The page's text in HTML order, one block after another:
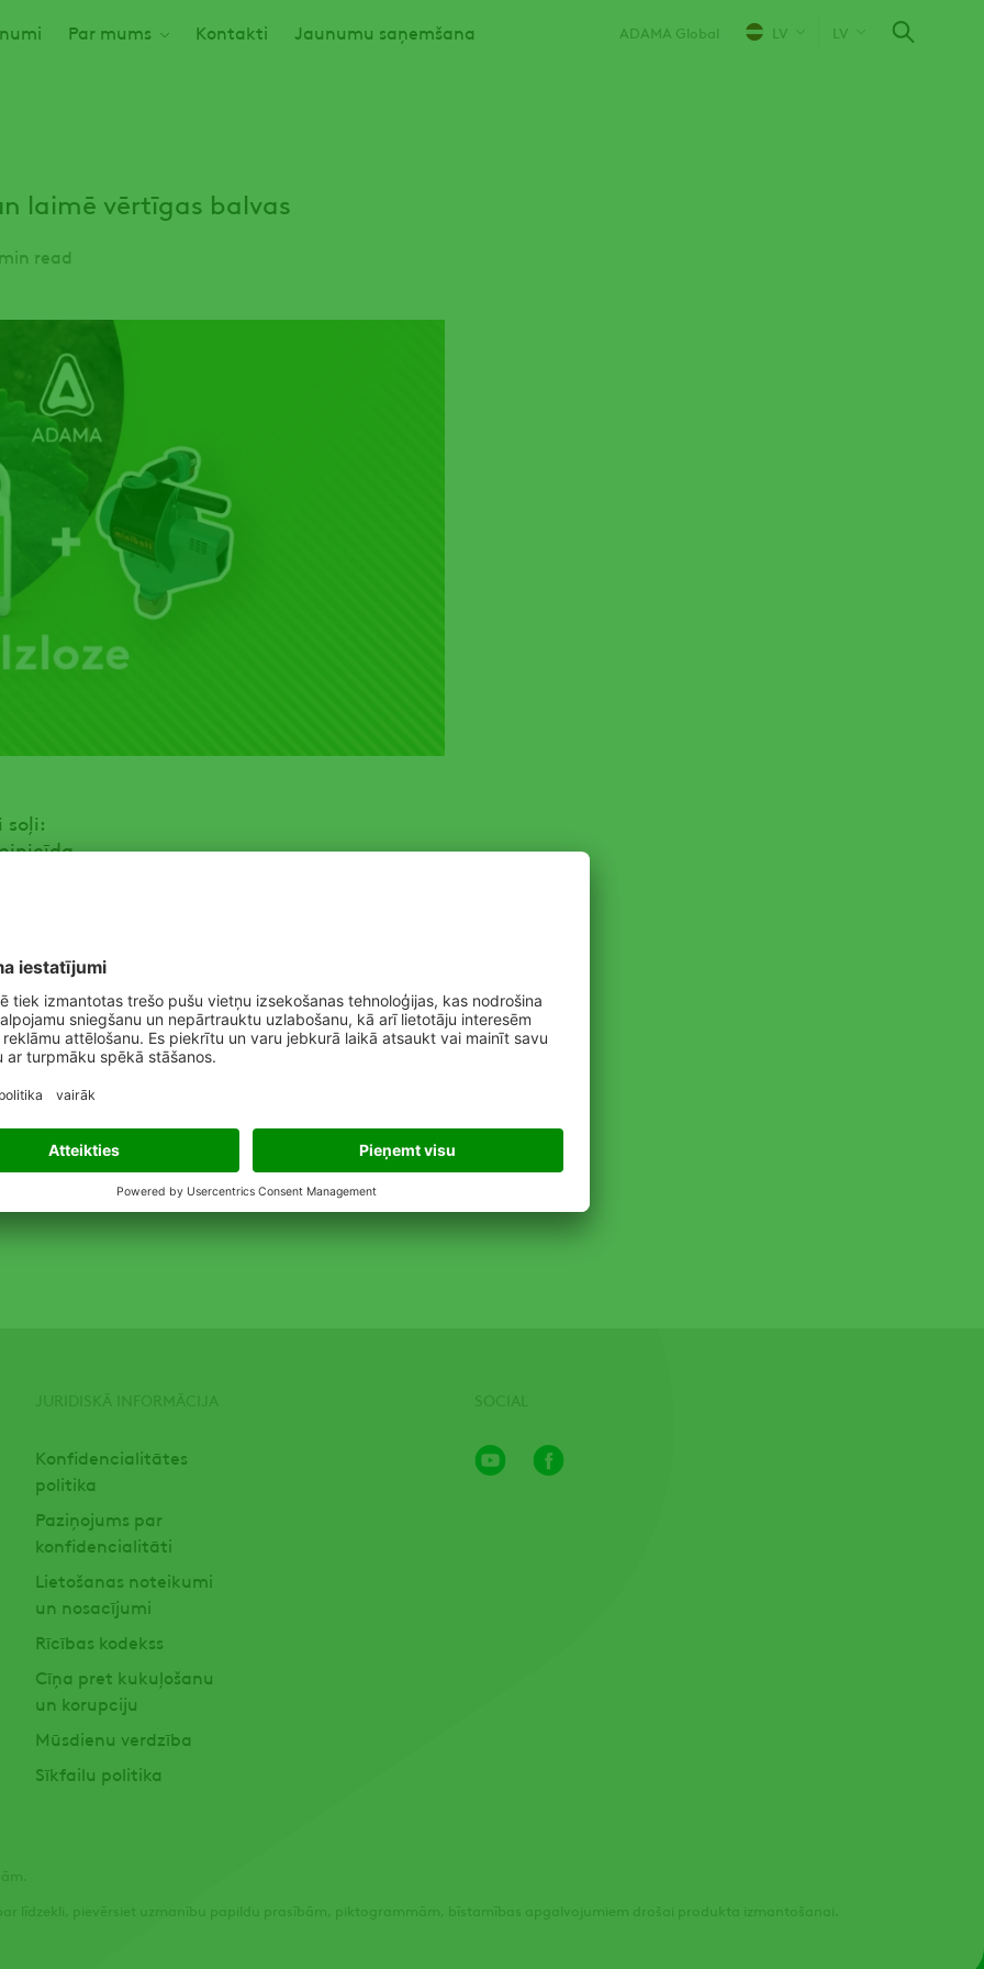
Par mums Kontakti Jaunumu saņemšana ADAMA Global LV LV
laimē vērtīgas balvas
read
soļi:
līdz 30.09.25
lv/izloze
no ADAMA produktu izplatītājiem
Konfidencialitātes
politika
Paziņojums par
konfidencialitāti
Lietošanas noteikumi
un nosacījumi
Rīcības kodekss
Cīņa pret kukuļošanu
un korupciju
Mūsdienu verdzība
Sīkfailu politika
Youtube
Channel
Facebook
līdzekli, pievērsiet uzmanību papildu prasībām, piktogrammām, bīstamības apgalvojumiem drošai produkta izmantošanai.